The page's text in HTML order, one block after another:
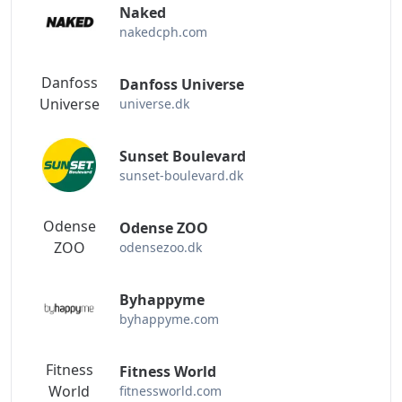
Naked
nakedcph.com
Danfoss
Universe
Danfoss Universe
universe.dk
Sunset Boulevard
sunset-boulevard.dk
Odense
ZOO
Odense ZOO
odensezoo.dk
Byhappyme
byhappyme.com
Fitness
World
Fitness World
fitnessworld.com